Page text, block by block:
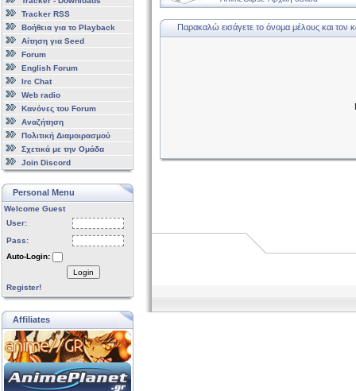
Tracker RSS
Βοήθεια για το Playback
Αίτηση για Seed
Forum
English Forum
Irc Chat
Web radio
Κανόνες του Forum
Αναζήτηση
Πολιτική Διαμοιρασμού
Σχετικά με την Ομάδα
Join Discord
Personal Menu
Welcome Guest
User:
Pass:
Auto-Login:
Login
Register!
Affiliates
Παρακαλώ εισάγετε το όνομα μέλους και τον